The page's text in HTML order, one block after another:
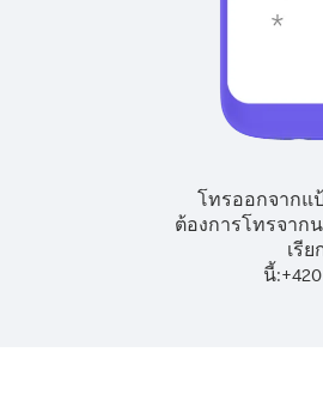
โทรออกจากแ
ต้องการโทรจาก
เรี
นี้:+420